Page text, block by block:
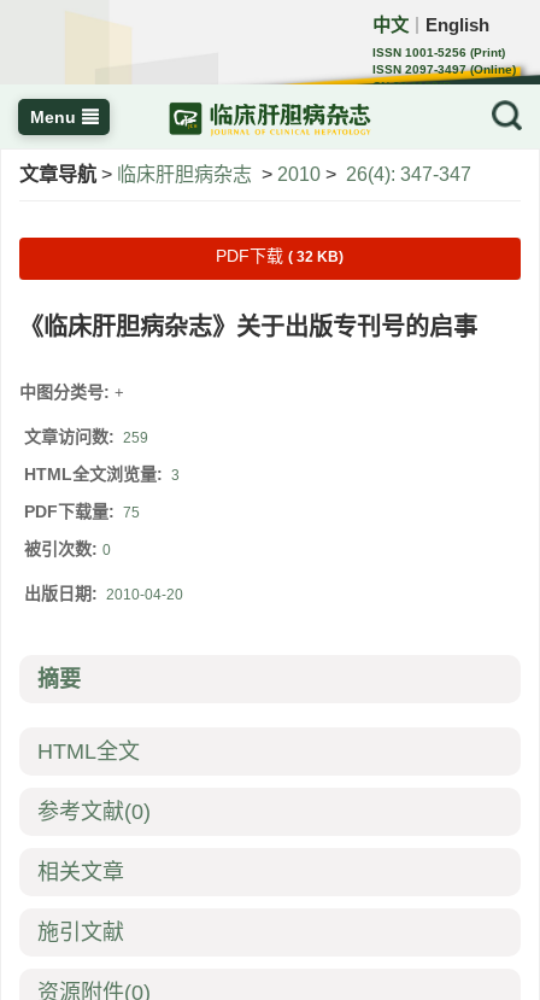
中文 English
ISSN 1001-5256 (Print)
ISSN 2097-3497 (Online)
CN 22-1108/R
Menu
文章导航 > 临床肝胆病杂志 > 2010 > 26(4): 347-347
PDF下载 ( 32 KB)
《临床肝胆病杂志》关于出版专刊号的启事
中图分类号: +
文章访问数: 259
HTML全文浏览量: 3
PDF下载量: 75
被引次数: 0
出版日期: 2010-04-20
摘要
HTML全文
参考文献(0)
相关文章
施引文献
资源附件(0)